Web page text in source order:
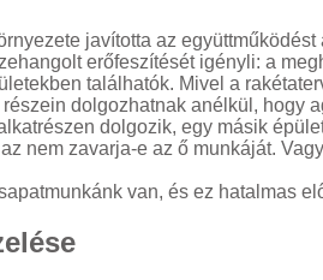
javította az
erőfeszítését igényli: a
találhatók. Mivel a
dolgozhatnak anélkül, hogy
dolgozik, egy másik
nem zavarja-e az ő munkáját.
van, és ez hatalmas